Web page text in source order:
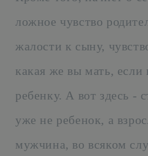
ложное чувство
жалости к сыну,
какая же вы мать, если
ребенку. А вот здесь -
уже не ребенок, а
мужчина, во всяком